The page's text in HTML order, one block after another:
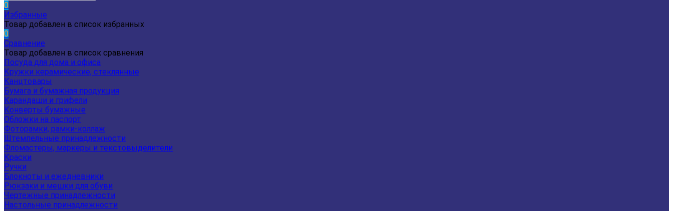
0
Избранные
Товар добавлен в список избранных
0
Сравнение
Товар добавлен в список сравнения
Посуда для дома и офиса
Кружки керамические, стеклянные
Канцтовары
Бумага и бумажная продукция
Карандаши и грифели
Конверты бумажные
Обложки на паспорт
Фоторамки, рамки-коллаж
Штемпельные принадлежности
Фломастеры, маркеры и текстовыделители
Краски
Ручки
Блокноты и ежедневники
Рюкзаки и мешки для обуви
Чертежные принадлежности
Настольные принадлежности